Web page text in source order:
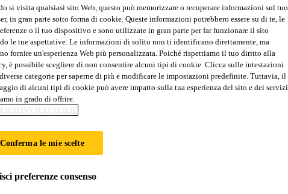
Sika Apps Interlocutore
Fabbricazione del calcestruzzo Altri additivi per calcestruzzo
PerFin
del supporto. Soddisfa i requisiti posti agli additivi per calcestruzzo
si visita qualsiasi sito Web, questo può memorizzare o recuperare informazioni sul tuo
in gran parte sotto forma di cookie. Queste informazioni potrebbero essere su di te, le
o il tuo dispositivo e sono utilizzate in gran parte per far funzionare il sito
le tue aspettative. Le informazioni di solito non ti identificano direttamente, ma
fornire un'esperienza Web più personalizzata. Poiché rispettiamo il tuo diritto alla
è possibile scegliere di non consentire alcuni tipi di cookie. Clicca sulle intestazioni
categorie per saperne di più e modificare le impostazioni predefinite. Tuttavia, il
di alcuni tipi di cookie può avere impatto sulla tua esperienza del sito e dei servizi
in grado di offrire.
SUI COOKIE
Conferma le mie scelte
preferenze consenso